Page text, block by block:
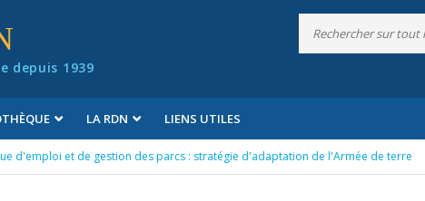
depuis 1939
LA RDN LIENS UTILES
d'emploi et de gestion des parcs : stratégie d'adaptation de l'Armée de terre